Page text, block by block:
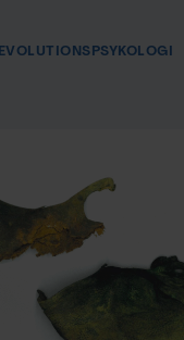
EVOLUTIONSPSYKOLOGI